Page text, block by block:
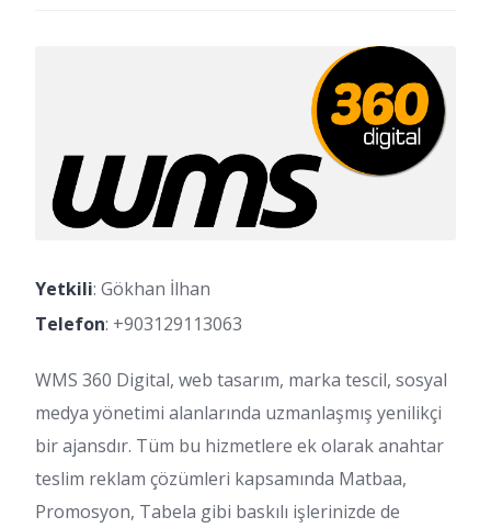
Yetkili: Gökhan İlhan
Telefon: +903129113063
WMS 360 Digital, web tasarım, marka tescil, sosyal
medya yönetimi alanlarında uzmanlaşmış yenilikçi
bir ajansdır. Tüm bu hizmetlere ek olarak anahtar
teslim reklam çözümleri kapsamında Matbaa,
Promosyon, Tabela gibi baskılı işlerinizde de